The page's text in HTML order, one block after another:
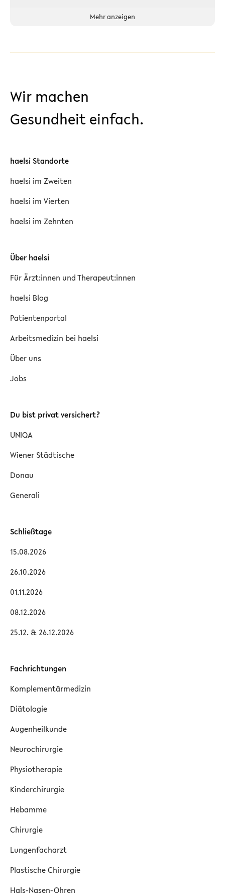
Mehr anzeigen
Wir machen
Gesundheit einfach.
haelsi Standorte
haelsi im Zweiten
haelsi im Vierten
haelsi im Zehnten
Über haelsi
Für Ärzt:innen und Therapeut:innen
haelsi Blog
Patientenportal
Arbeitsmedizin bei haelsi
Über uns
Jobs
Du bist privat versichert?
UNIQA
Wiener Städtische
Donau
Generali
Schließtage
15.08.2026
26.10.2026
01.11.2026
08.12.2026
25.12. & 26.12.2026
Fachrichtungen
Komplementärmedizin
Diätologie
Augenheilkunde
Neurochirurgie
Physiotherapie
Kinderchirurgie
Hebamme
Chirurgie
Lungenfacharzt
Plastische Chirurgie
Hals-Nasen-Ohren